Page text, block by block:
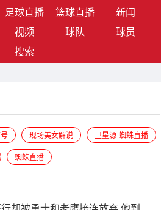
足球直播 篮球直播
新闻
视频 球队
球员
搜索
现场美女解说 卫星源-蜘蛛直播
蜘蛛直播